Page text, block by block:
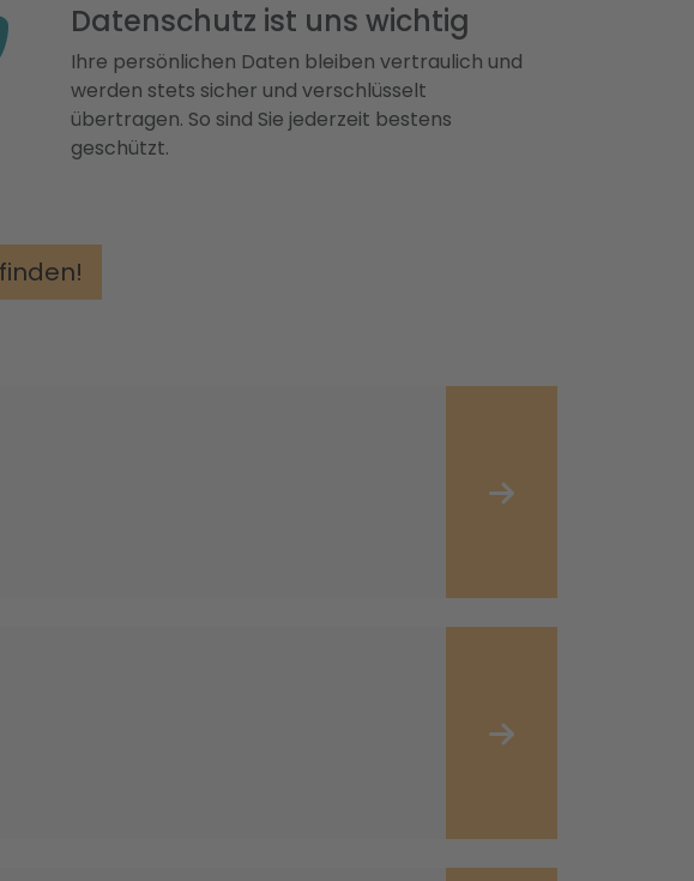
Datenschutz ist uns wichtig
Ihre persönlichen Daten bleiben vertraulich und
werden stets sicher und verschlüsselt
übertragen. So sind Sie jederzeit bestens
geschützt.